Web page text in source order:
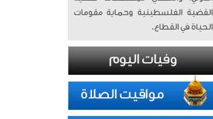
القضية الفلسطينية وحماية مقومات
الحياة في القطاع.